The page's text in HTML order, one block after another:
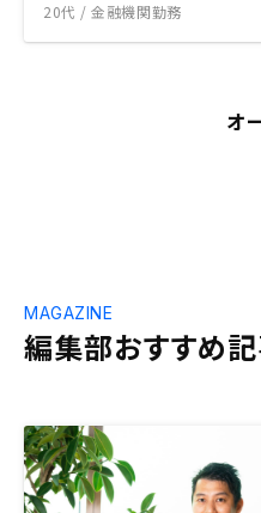
20代 / 金融機関勤務
オ
編集部おすすめ
MAGAZINE